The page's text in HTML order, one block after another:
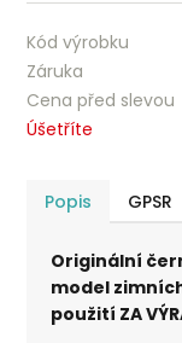
Kód výrobku
Záruka
Cena před slevou
Úšetříte
Popis GPSR
Originální
model
použití ZA